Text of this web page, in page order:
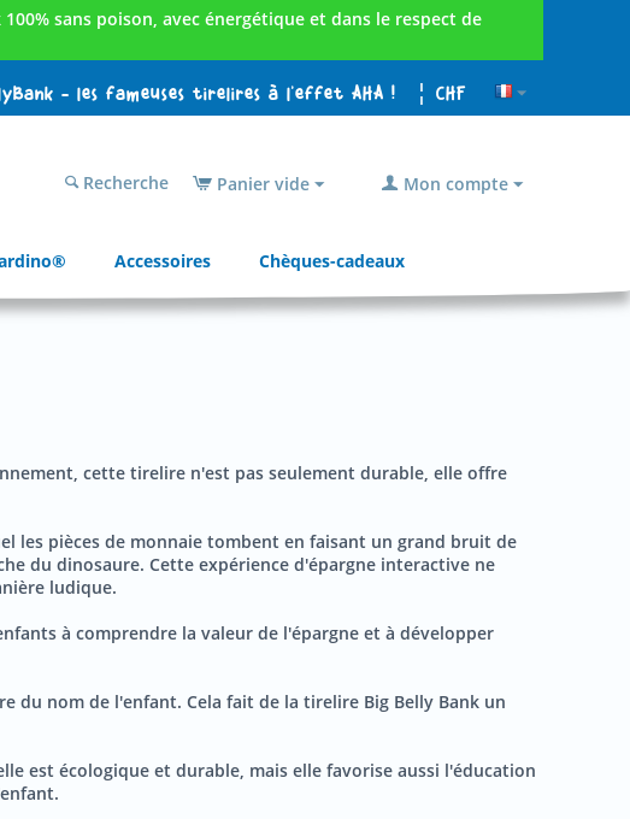
sans poison, avec énergétique et dans le respect de
- les fameuses tirelires à l'effet AHA ! ¦ CHF
Mon compte
Panier vide
Recherche
Accessoires Chèques-cadeaux
cette tirelire n'est pas seulement durable, elle offre
les pièces de monnaie tombent en faisant un grand bruit de
du dinosaure. Cette expérience d'épargne interactive ne
ludique.
à comprendre la valeur de l'épargne et à développer
du nom de l'enfant. Cela fait de la tirelire Big Belly Bank un
est écologique et durable, mais elle favorise aussi l'éducation